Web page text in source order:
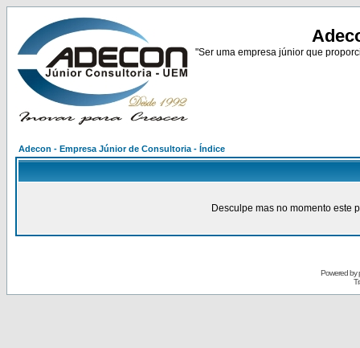
"Ser uma empresa júnior que
Adecon - Empresa Júnior de Consultoria - Índice
Desculpe mas no momento este
Powered by